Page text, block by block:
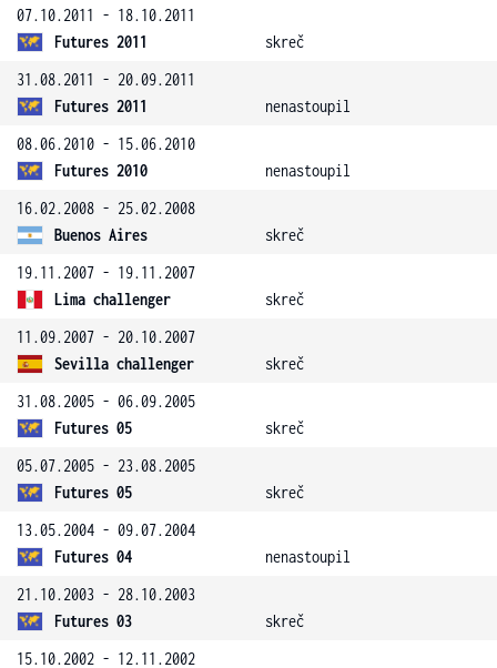
07.10.2011 - 18.10.2011
Futures 2011
skreč
31.08.2011 - 20.09.2011
Futures 2011
nenastoupil
08.06.2010 - 15.06.2010
Futures 2010
nenastoupil
16.02.2008 - 25.02.2008
Buenos Aires
skreč
19.11.2007 - 19.11.2007
Lima challenger
skreč
11.09.2007 - 20.10.2007
Sevilla challenger
skreč
31.08.2005 - 06.09.2005
Futures 05
skreč
05.07.2005 - 23.08.2005
Futures 05
skreč
13.05.2004 - 09.07.2004
Futures 04
nenastoupil
21.10.2003 - 28.10.2003
Futures 03
skreč
15.10.2002 - 12.11.2002